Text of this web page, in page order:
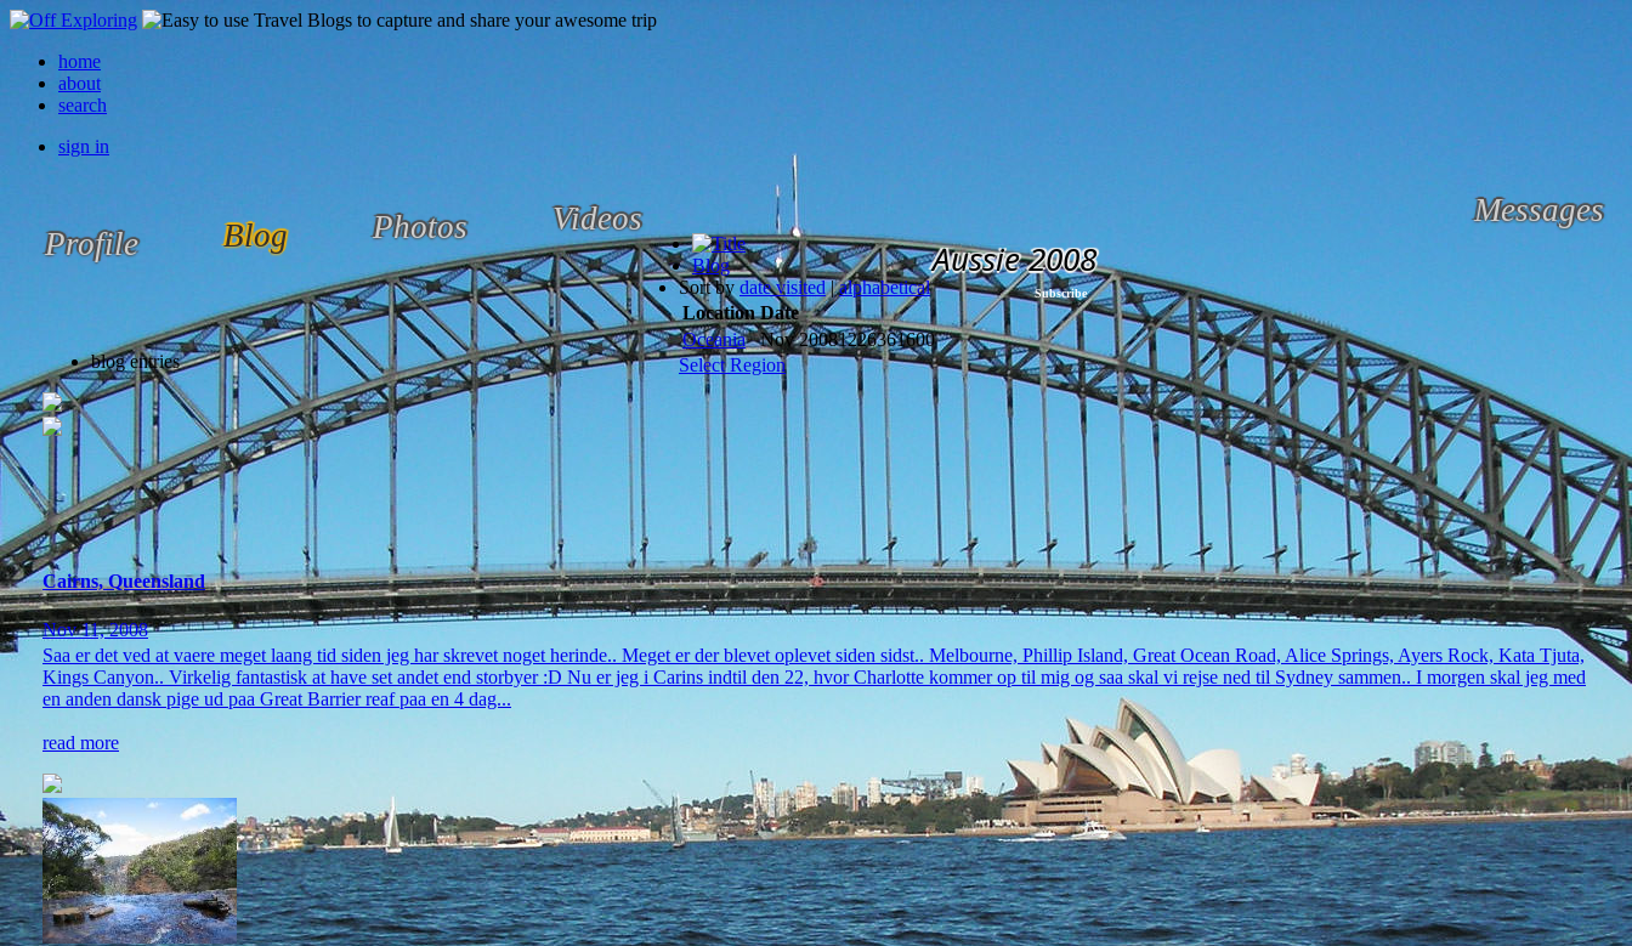
home
about
search
sign in
Profile Blog Photos Videos Messages
Subscribe
Aussie 2008
Blog
Sort bydate visited | alphabetical
Location Date
Oceania
Nov 20081226361600
Select Region
blog entries
Cairns, Queensland
Nov 11, 2008
Saa er det ved at vaere meget laang tid siden jeg har skrevet noget herinde.. Meget er der blevet oplevet siden sidst.. Melbourne, Phillip Island, Great Ocean Road, Alice Springs, Ayers Rock, Kata Tjuta,
Kings Canyon.. Virkelig fantastisk at have set andet end storbyer :D Nu er jeg i Carins indtil den 22, hvor Charlotte kommer op til mig og saa skal vi rejse ned til Sydney sammen.. I morgen skal jeg med
en anden dansk pige ud paa Great Barrier reaf paa en 4 dag...
read more